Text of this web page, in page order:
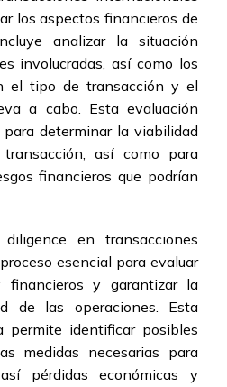
los aspectos financieros de
analizar la situación
involucradas, así como los
el tipo de transacción y el
a cabo. Esta evaluación
determinar la viabilidad
así como para
financieros que podrían
en transacciones
esencial para evaluar
financieros y garantizar la
de las operaciones. Esta
permite identificar posibles
medidas necesarias para
pérdidas económicas y